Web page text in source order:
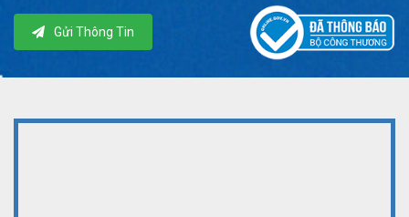
Gửi Thông Tin